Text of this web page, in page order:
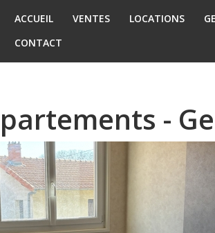
ACCUEIL VENTES LOCATIONS
CONTACT
-